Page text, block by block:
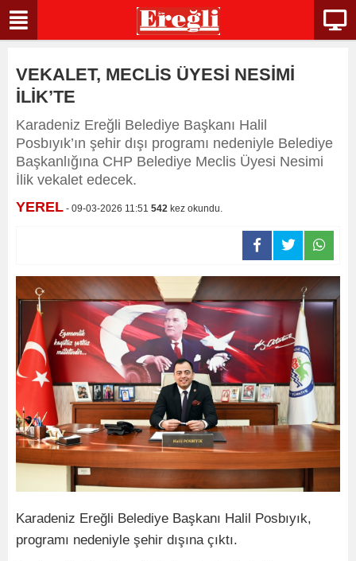
VEKALET, MECLİS ÜYESİ NESİMİ
İLİK’TE
Karadeniz Ereğli Belediye Başkanı Halil
Posbıyık’ın şehir dışı programı nedeniyle Belediye
Başkanlığına CHP Belediye Meclis Üyesi Nesimi
İlik vekalet edecek.
YEREL - 09-03-2026 11:51 542 kez okundu.
Karadeniz Ereğli Belediye Başkanı Halil Posbıyık,
programı nedeniyle şehir dışına çıktı.